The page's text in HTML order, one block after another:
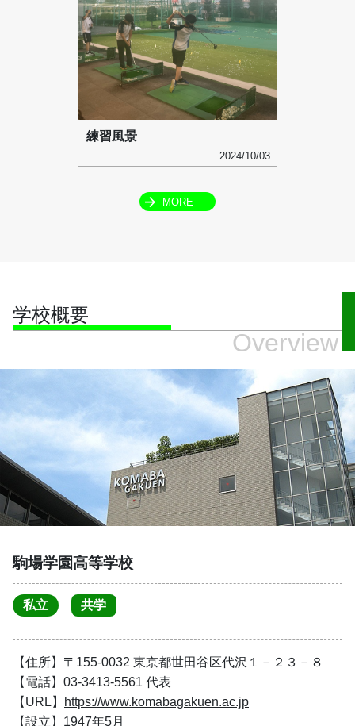
練習風景
2024/10/03
MORE
学校概要
Overview
駒場学園高等学校
私立 共学
【住所】〒155-0032 東京都世田谷区代沢１－２３－８
【電話】03-3413-5561 代表
【URL】
https://www.komabagakuen.ac.jp
【設立】1947年5月